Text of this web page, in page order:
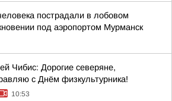
пострадали в лобовом
под аэропортом Мурманск
Чибис: Дорогие северяне,
с Днём физкультурника!
10:53